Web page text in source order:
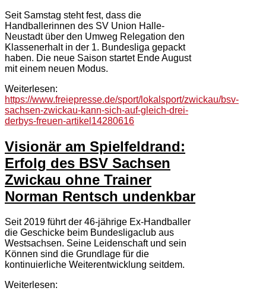
Seit Samstag steht fest, dass die
Handballerinnen des SV Union Halle-
Neustadt über den Umweg Relegation den
Klassenerhalt in der 1. Bundesliga gepackt
haben. Die neue Saison startet Ende August
mit einem neuen Modus.
Weiterlesen:
https://www.freiepresse.de/sport/lokalsport/zwickau/bsv-
sachsen-zwickau-kann-sich-auf-gleich-drei-
derbys-freuen-artikel14280616
Visionär am Spielfeldrand:
Erfolg des BSV Sachsen
Zwickau ohne Trainer
Norman Rentsch undenkbar
Seit 2019 führt der 46-jährige Ex-Handballer
die Geschicke beim Bundesligaclub aus
Westsachsen. Seine Leidenschaft und sein
Können sind die Grundlage für die
kontinuierliche Weiterentwicklung seitdem.
Weiterlesen: